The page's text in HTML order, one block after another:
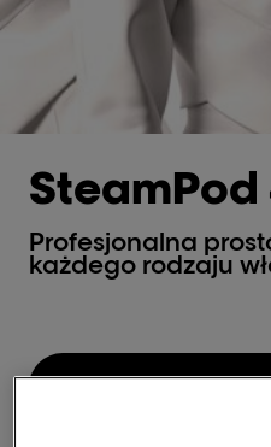
SteamPod
Profesjonalna
każdego rodzaju
Kup